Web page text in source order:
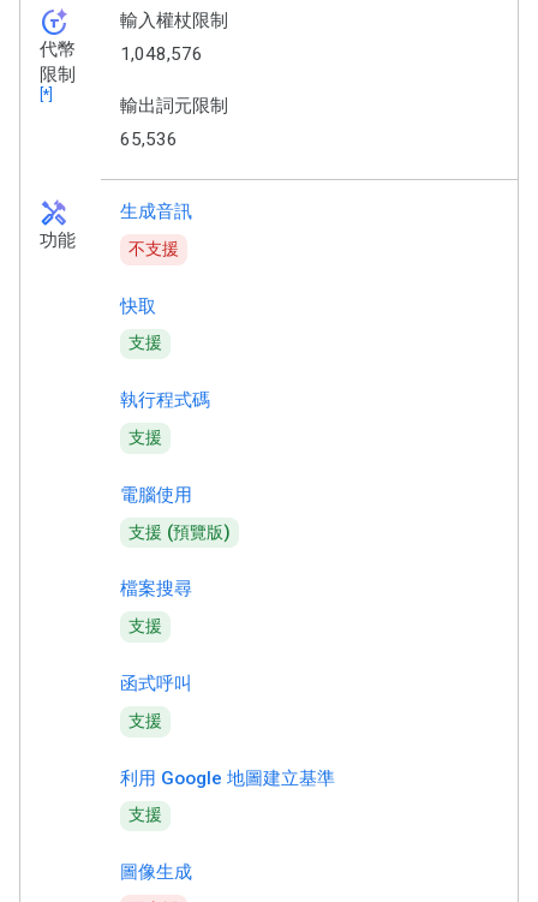
token_auto
代幣
限制
[*]
輸入權杖限制
1,048,576
輸出詞元限制
65,536
handyman
功能
生成音訊
不支援
快取
支援
執行程式碼
支援
電腦使用
支援 (預覽版)
檔案搜尋
支援
函式呼叫
支援
利用 Google 地圖建立基準
支援
圖像生成